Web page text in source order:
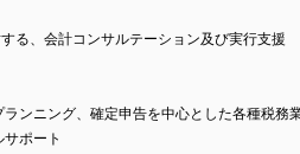
る、会計コンサルテーション及び実行支援
ンニング、確定申告を中心とした各種税務
ポート